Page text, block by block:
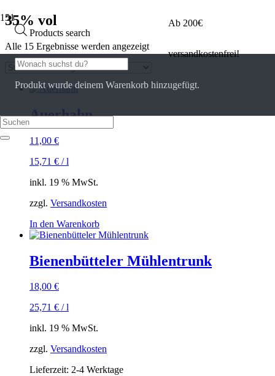
Products search
Ab 200€
versandkostenfrei!
Produkt wurde deinem Warenkorb hinzugefügt.
35% vol
Alle 15 Ergebnisse werden angezeigt
Auerhahn
11,00 €
15,71 € /l
inkl. 19 % MwSt.
zzgl. Versandkosten
In den Warenkorb
Bienenbütteler Mühlentrunk
18,00 €
25,71 € /l
inkl. 19 % MwSt.
zzgl. Versandkosten
Lieferzeit: 2-4 Werktage